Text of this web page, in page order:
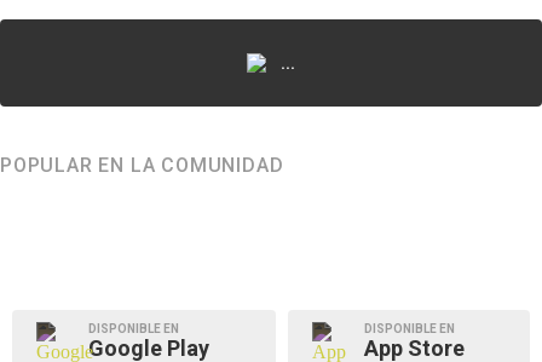
...
POPULAR EN LA COMUNIDAD
DISPONIBLE EN
Google Play
DISPONIBLE EN
App Store